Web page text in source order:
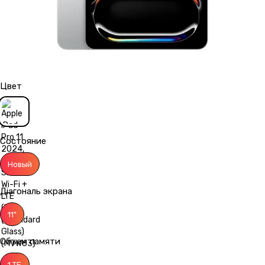
Цвет
Состояние
Новый
Діагональ экрана
11"
Объем памяти